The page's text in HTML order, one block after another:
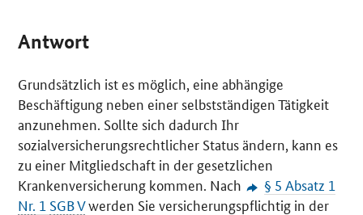
Antwort
Grundsätzlich ist es möglich, eine abhängige
Beschäftigung neben einer selbstständigen Tätigkeit
anzunehmen. Sollte sich dadurch Ihr
sozialversicherungsrechtlicher Status ändern, kann es
zu einer Mitgliedschaft in der gesetzlichen
Krankenversicherung kommen. Nach
§ 5 Absatz 1
Nr. 1 SGBVwerden Sie versicherungspflichtig in der